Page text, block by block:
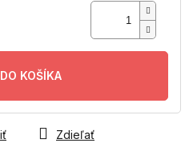
KOŠÍKA
Zdieľať